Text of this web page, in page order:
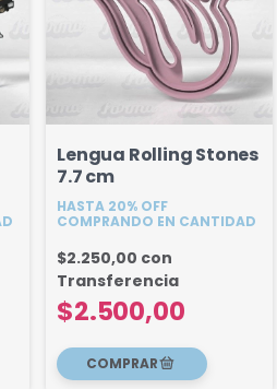
Lengua Rolling Stones
7.7 cm
HASTA 20% OFF
COMPRANDO EN CANTIDAD
$2.500,00
$2.250,00 con
Transferencia